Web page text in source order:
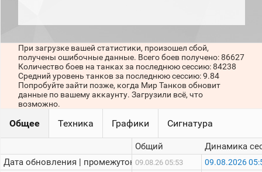
Кланы
Статистика
стримеров
Информация
Онлайн
Цветовая
шкала
При загрузке вашей статистики, произошел сбой,
получены ошибочные данные. Всего боев получено: 86627
Количество боев на танках за последнюю сессию: 84238
Средний уровень танков за последнюю сессию: 9.84
Попробуйте зайти позже, когда Мир Танков обновит
данные по вашему аккаунту. Загрузили всё, что
возможно.
Общее Техника Графики Сигнатура
Дата обновления | промежуток:
Общий
09.08.26 05:53
Динамика
09.08.2026